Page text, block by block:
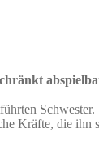
Kräfte, die ihn